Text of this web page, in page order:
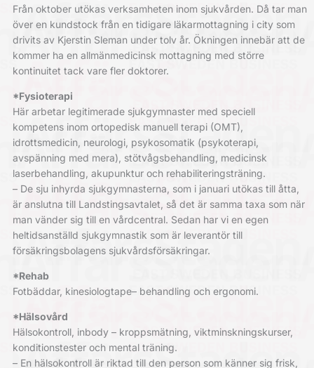
Från oktober utökas verksamheten inom sjukvården. Då tar man
över en kundstock från en tidigare läkarmottagning i city som
drivits av Kjerstin Sleman under tolv år. Ökningen innebär att de
kommer ha en allmänmedicinsk mottagning med större
kontinuitet tack vare fler doktorer.
*Fysioterapi
Här arbetar legitimerade sjukgymnaster med speciell
kompetens inom ortopedisk manuell terapi (OMT),
idrottsmedicin, neurologi, psykosomatik (psykoterapi,
avspänning med mera), stötvågsbehandling, medicinsk
laserbehandling, akupunktur och rehabiliteringsträning.
– De sju inhyrda sjukgymnasterna, som i januari utökas till åtta,
är anslutna till Landstingsavtalet, så det är samma taxa som när
man vänder sig till en vårdcentral. Sedan har vi en egen
heltidsanställd sjukgymnastik som är leverantör till
försäkringsbolagens sjukvårdsförsäkringar.
*Rehab
Fotbäddar, kinesiologtape– behandling och ergonomi.
*Hälsovård
Hälsokontroll, inbody – kroppsmätning, viktminskningskurser,
konditionstester och mental träning.
– En hälsokontroll är riktad till den person som känner sig frisk,